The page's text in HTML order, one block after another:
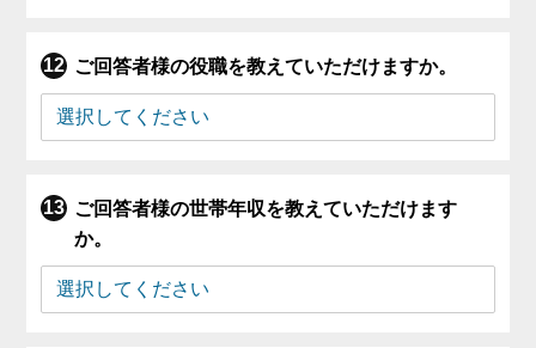
ご回答者様の役職を教えていただけますか。
ご回答者様の世帯年収を教えていただけます
か。